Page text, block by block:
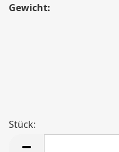
Gewicht:
Stück: